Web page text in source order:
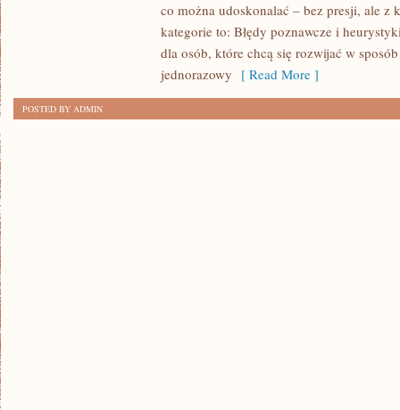
co można udoskonalać – bez presji, ale z
kategorie to: Błędy poznawcze i
dla osób, które chcą się rozwijać w
jednorazowy [ Read More ]
POSTED BY ADMIN